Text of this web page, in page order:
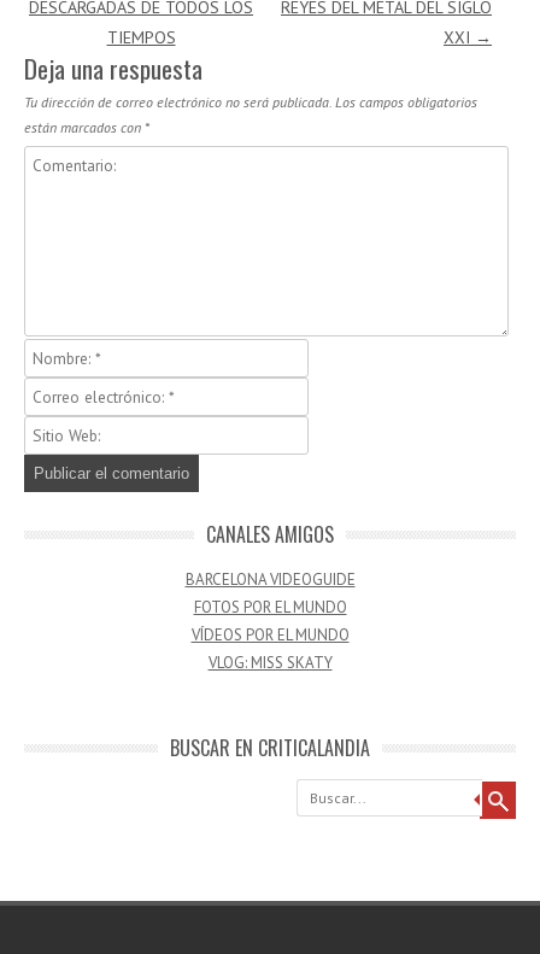
DESCARGADAS DE TODOS LOS
TIEMPOS
REYES DEL METAL DEL SIGLO
XXI →
Deja una respuesta
Tu dirección de correo electrónico no será publicada. Los campos obligatorios
están marcados con *
CANALES AMIGOS
BARCELONA VIDEOGUIDE
FOTOS POR EL MUNDO
VÍDEOS POR EL MUNDO
VLOG: MISS SKATY
BUSCAR EN CRITICALANDIA
Buscar